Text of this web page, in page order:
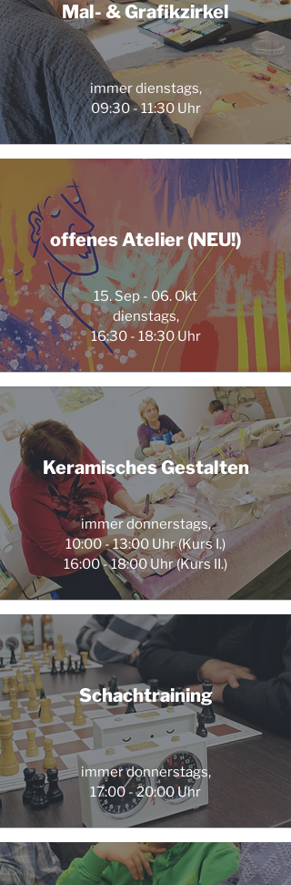
Mal- & Grafikzirkel
immer dienstags,
09:30 - 11:30 Uhr
offenes Atelier (NEU!)
15. Sep - 06. Okt
dienstags,
16:30 - 18:30 Uhr
Keramisches Gestalten
immer donnerstags,
10:00 - 13:00 Uhr (Kurs I.)
16:00 - 18:00 Uhr (Kurs II.)
Schachtraining
immer donnerstags,
17:00 - 20:00 Uhr